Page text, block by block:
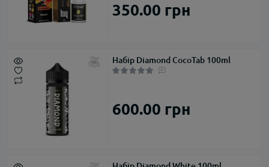
350.00 грн
Набір Diamond CocoTab 100ml
600.00 грн